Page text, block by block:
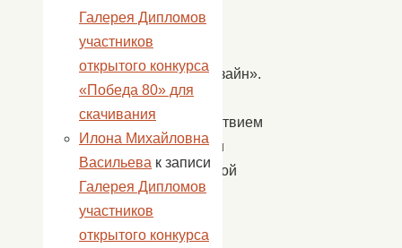
на
«Аэродизайн».
С
удовольствием
отведали
солдатской
каши
полевой
Галерея Дипломов
участников
открытого конкурса
«Победа 80» для
скачивания
Илона Михайловна
Васильева к записи
Галерея Дипломов
участников
открытого конкурса